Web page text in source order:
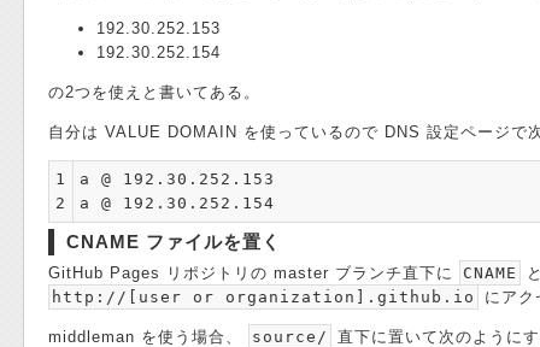
192.30.252.153
192.30.252.154
の2つを使えと書いてある。
自分は VALUE DOMAIN を使っているので DNS 設定ページで
1
2
a @ 192.30.252.153
CNAME ファイルを置く
GitHub Pages リポジトリの master ブランチ直下に CNAME
http://[user or organization].github.io
にアク
middleman を使う場合、 source/ 直下に置いて次のように